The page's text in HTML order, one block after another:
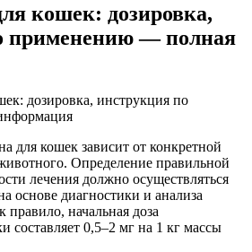
кошек: дозировка,
применению — полная
для кошек зависит от конкретной
Определение правильной
лечения должно осуществляться
основе диагностики и анализа
начальная доза
составляет 0,5–2 мг на 1 кг массы